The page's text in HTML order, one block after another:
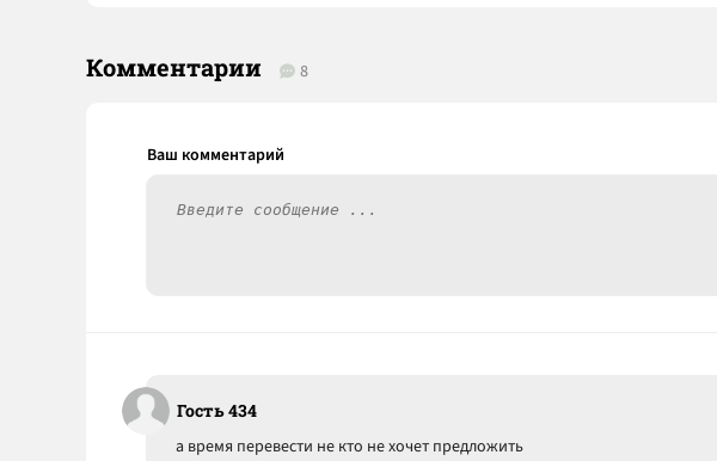
Комментарии 8
Гость 434
а время перевести не кто не хочет предложить